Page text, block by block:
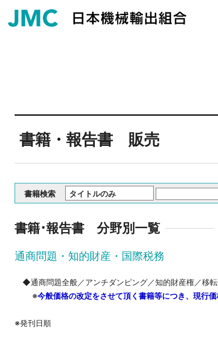
書籍・報告書 販売
書籍検索
書籍･報告書 分野別一覧
通商問題・知的財産・国際税務
◆通商問題全般／アンチダンピング／知的財産権／移
※今般価格の改定をさせて頂く書籍等につき、現行
※発刊日順